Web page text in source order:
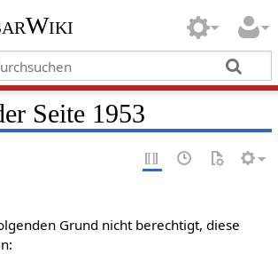
Seite 1953
Grund nicht berechtigt, diese